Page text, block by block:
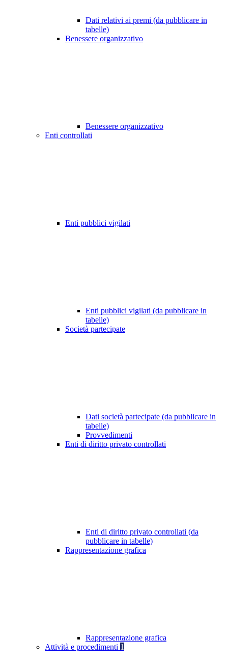
Dati relativi ai premi (da pubblicare in
tabelle)
Benessere organizzativo
Benessere organizzativo
Enti controllati
Enti pubblici vigilati
Enti pubblici vigilati (da pubblicare in
tabelle)
Società partecipate
Dati società partecipate (da pubblicare in
tabelle)
Provvedimenti
Enti di diritto privato controllati
Enti di diritto privato controllati (da
pubblicare in tabelle)
Rappresentazione grafica
Rappresentazione grafica
Attività e procedimenti 1